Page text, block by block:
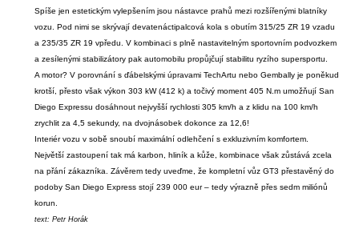
Spíše jen estetickým vylepšením jsou nástavce prahů mezi rozšířenými blatníky
vozu. Pod nimi se skrývají devatenáctipalcová kola s obutím 315/25 ZR 19 vzadu
a 235/35 ZR 19 vpředu. V kombinaci s plně nastavitelným sportovním podvozkem
a zesílenými stabilizátory pak automobilu propůjčují stabilitu ryzího supersportu.
A motor? V porovnání s ďábelskými úpravami TechArtu nebo Gembally je poněkud
krotší, přesto však výkon 303 kW (412 k) a točivý moment 405 N.m umožňují San
Diego Expressu dosáhnout nejvyšší rychlosti 305 km/h a z klidu na 100 km/h
zrychlit za 4,5 sekundy, na dvojnásobek dokonce za 12,6!
Interiér vozu v sobě snoubí maximální odlehčení s exkluzivním komfortem.
Největší zastoupení tak má karbon, hliník a kůže, kombinace však zůstává zcela
na přání zákazníka. Závěrem tedy uveďme, že kompletní vůz GT3 přestavěný do
podoby San Diego Express stojí 239 000 eur – tedy výrazně přes sedm miliónů
korun.
text: Petr Horák